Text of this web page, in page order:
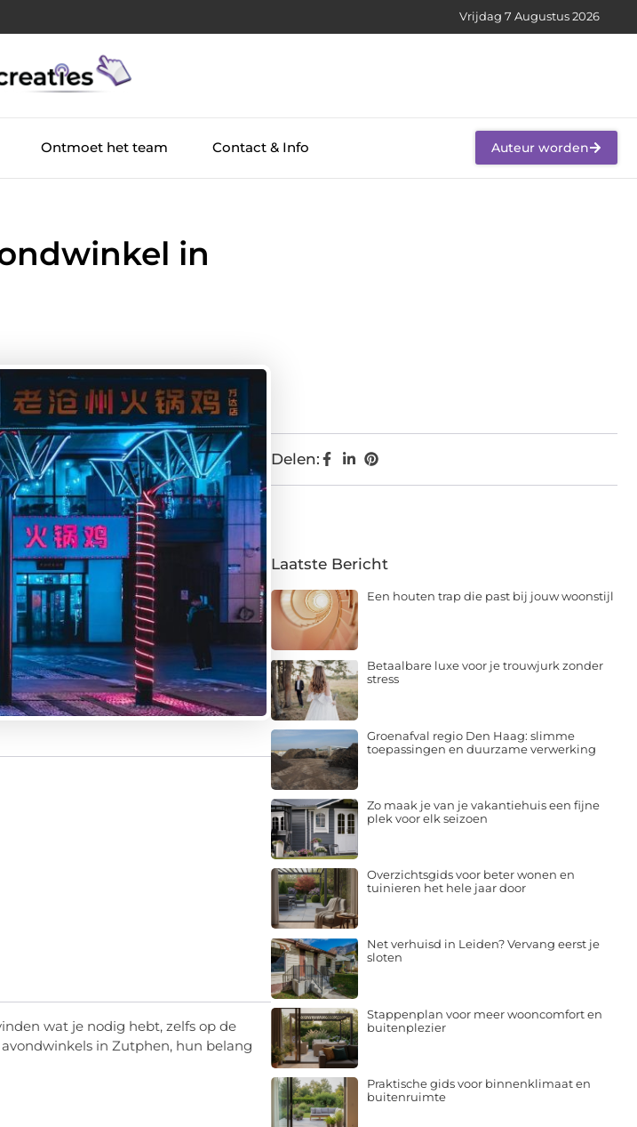
Vrijdag 7 Augustus 2026
Ontmoet het team Contact & Info Auteur worden
in
wat je nodig hebt, zelfs op de
in Zutphen, hun belang
Delen:
Laatste Bericht
Een houten trap die past bij jouw woonstijl
Betaalbare luxe voor je trouwjurk zonder
stress
Groenafval regio Den Haag: slimme
toepassingen en duurzame verwerking
Zo maak je van je vakantiehuis een fijne
plek voor elk seizoen
Overzichtsgids voor beter wonen en
tuinieren het hele jaar door
Net verhuisd in Leiden? Vervang eerst je
sloten
Stappenplan voor meer wooncomfort en
buitenplezier
Praktische gids voor binnenklimaat en
buitenruimte